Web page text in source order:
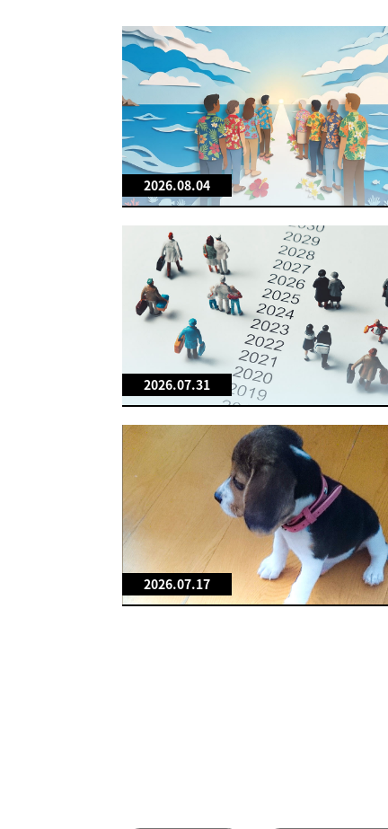
2026.08.04
2026.07.31
2026.07.17